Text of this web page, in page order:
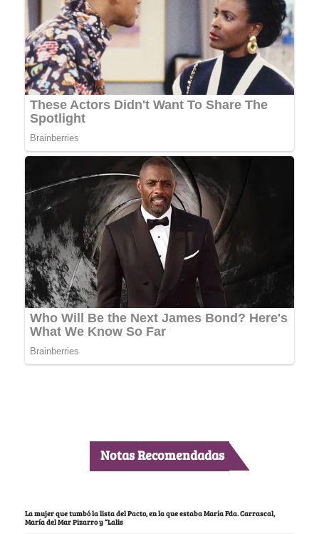
Notas Recomendadas
La mujer que tumbó la lista del Pacto, en la que estaba María Fda. Carrascal,
María del Mar Pizarro y “Lalis